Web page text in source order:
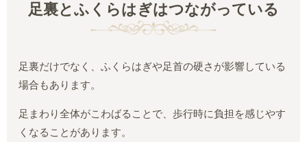
足裏とふくらはぎはつながっている
足裏だけでなく、ふくらはぎや足首の硬さが影響している
場合もあります。
足まわり全体がこわばることで、歩行時に負担を感じやす
くなることがあります。